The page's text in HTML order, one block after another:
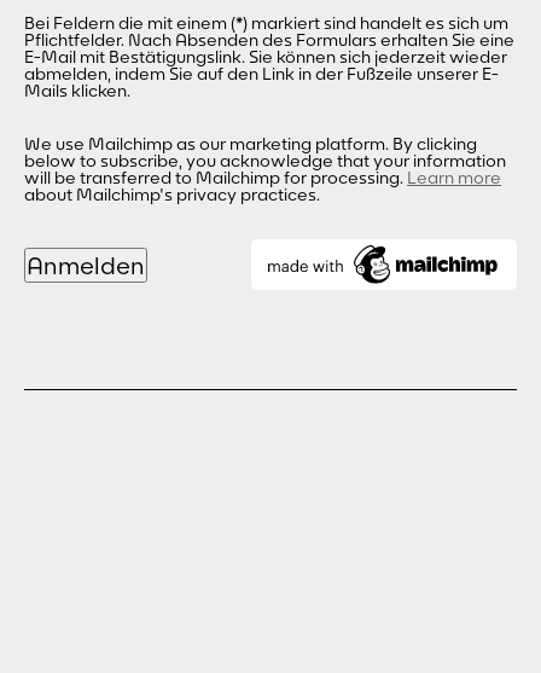
Bei Feldern die mit einem (*) markiert sind handelt es sich um
Pflichtfelder. Nach Absenden des Formulars erhalten Sie eine
E-Mail mit Bestätigungslink. Sie können sich jederzeit wieder
abmelden, indem Sie auf den Link in der Fußzeile unserer E-
Mails klicken.
We use Mailchimp as our marketing platform. By clicking
below to subscribe, you acknowledge that your information
will be transferred to Mailchimp for processing. Learn more
about Mailchimp's privacy practices.